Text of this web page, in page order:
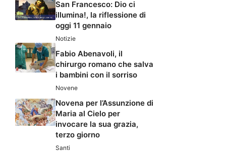
San Francesco: Dio ci
illumina!, la riflessione di
oggi 11 gennaio
Notizie
Fabio Abenavoli, il
chirurgo romano che salva
i bambini con il sorriso
Novene
Novena per l’Assunzione di
Maria al Cielo per
invocare la sua grazia,
terzo giorno
Santi